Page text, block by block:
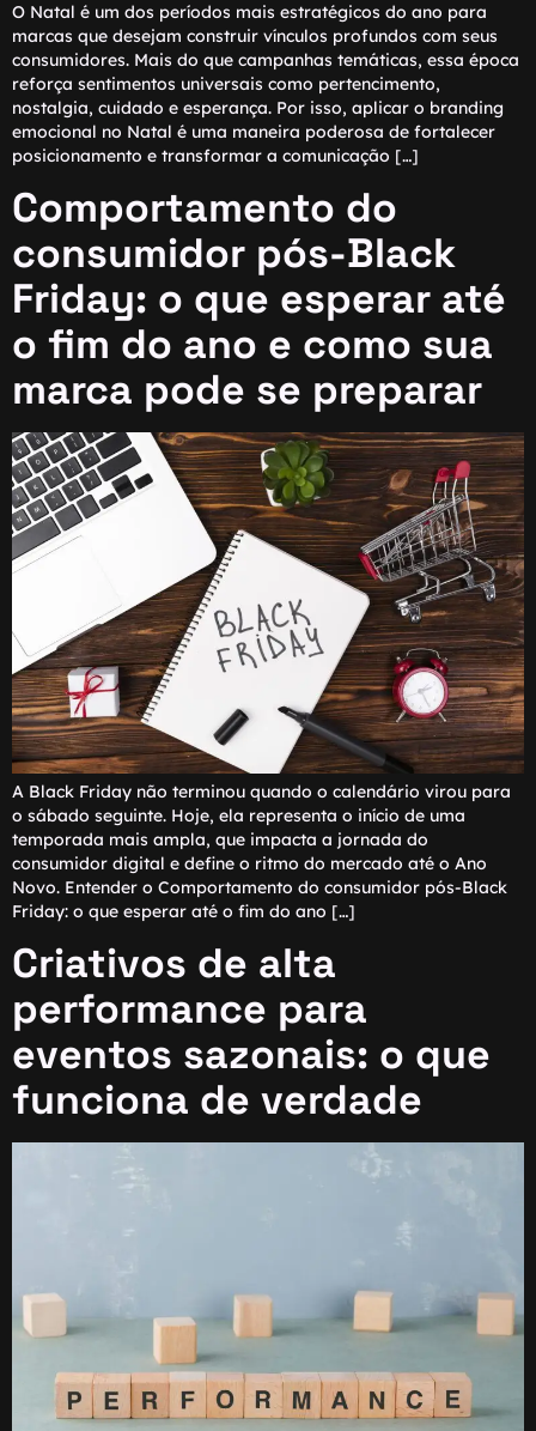
O Natal é um dos períodos mais estratégicos do ano para
marcas que desejam construir vínculos profundos com seus
consumidores. Mais do que campanhas temáticas, essa época
reforça sentimentos universais como pertencimento,
nostalgia, cuidado e esperança. Por isso, aplicar o branding
emocional no Natal é uma maneira poderosa de fortalecer
posicionamento e transformar a comunicação […]
Comportamento do
consumidor pós-Black
Friday: o que esperar até
o fim do ano e como sua
marca pode se preparar
A Black Friday não terminou quando o calendário virou para
o sábado seguinte. Hoje, ela representa o início de uma
temporada mais ampla, que impacta a jornada do
consumidor digital e define o ritmo do mercado até o Ano
Novo. Entender o Comportamento do consumidor pós-Black
Friday: o que esperar até o fim do ano […]
Criativos de alta
performance para
eventos sazonais: o que
funciona de verdade